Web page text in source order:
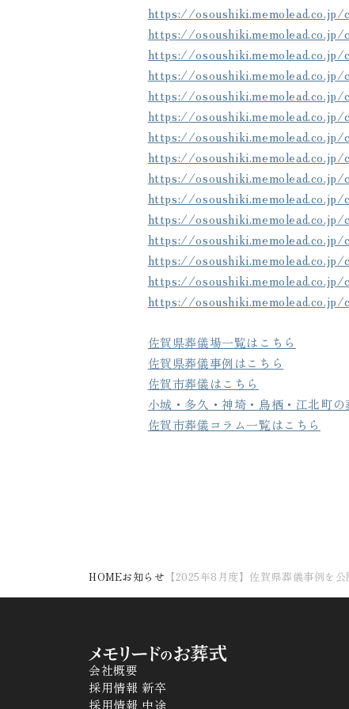
https://
https://
https://
https://
https://
https://
https://
https://
https://
https://
https://
https://
https://
https://
https://
佐賀県葬儀場一覧はこちら
佐賀県葬儀事例はこちら
佐賀市葬儀はこちら
小城・多久・神埼・鳥栖・江北町の
佐賀市葬儀コラム一覧はこちら
HOMEお知らせ 【2025年8月度】佐賀県葬儀事例を
会社概要
採用情報 新卒
採用情報 中途